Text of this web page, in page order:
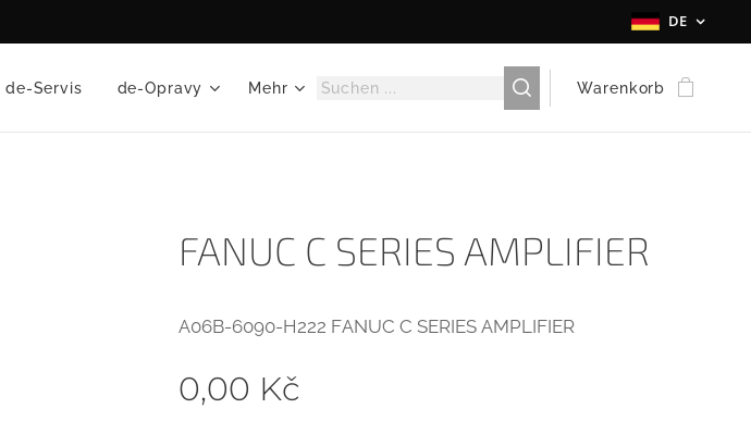
DE
de-Servis de-Opravy Mehr Warenkorb
FANUC C SERIES AMPLIFIER
A06B-6090-H222 FANUC C SERIES AMPLIFIER
0,00 Kč